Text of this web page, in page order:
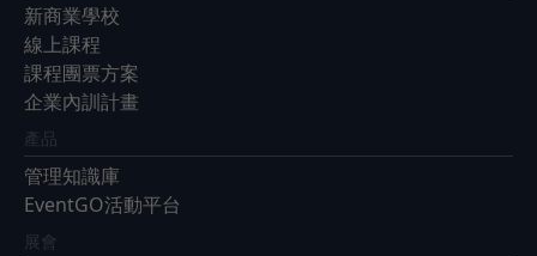
新商業學校
線上課程
課程團票方案
企業內訓計畫
產品
管理知識庫
EventGO活動平台
展會